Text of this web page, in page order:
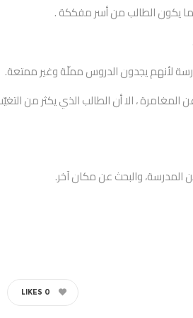
، الا أن الطالب الذي يكثر من
0
LIKES